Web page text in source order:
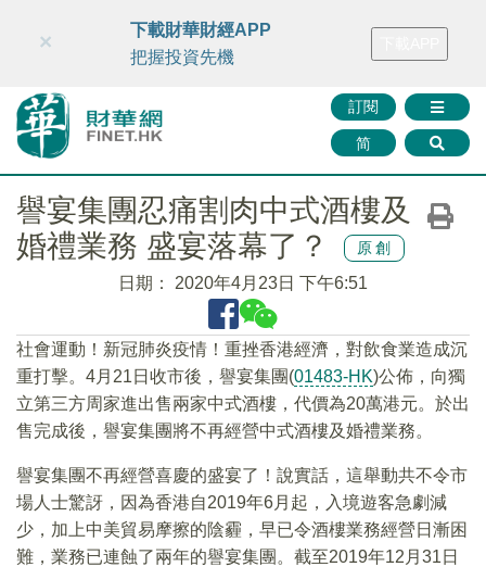
財華智庫網 FINTV FINMETA 財華證券 媒體矩陣
訂閱
简
×
下載財華財經APP
把握投資先機
譽宴集團忍痛割肉中式酒樓及
婚禮業務 盛宴落幕了？
原創
日期： 2020年4月23日 下午6:51
社會運動！新冠肺炎疫情！重挫香港經濟，對飲食業造成沉
重打擊。4月21日收市後，譽宴集團(01483-HK)公佈，向獨
立第三方周家進出售兩家中式酒樓，代價為20萬港元。於出
售完成後，譽宴集團將不再經營中式酒樓及婚禮業務。
譽宴集團不再經營喜慶的盛宴了！說實話，這舉動共不令市
場人士驚訝，因為香港自2019年6月起，入境遊客急劇減
少，加上中美貿易摩擦的陰霾，早已令酒樓業務經營日漸困
難，業務已連蝕了兩年的譽宴集團。截至2019年12月31日